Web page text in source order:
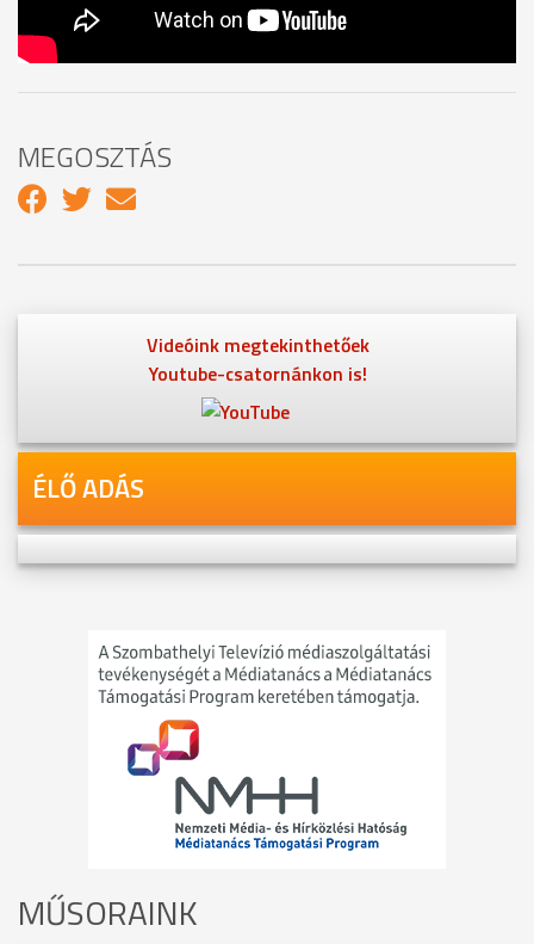
MEGOSZTÁS
Videóink megtekinthetőek
Youtube-csatornánkon is!
ÉLŐ ADÁS
MŰSORAINK